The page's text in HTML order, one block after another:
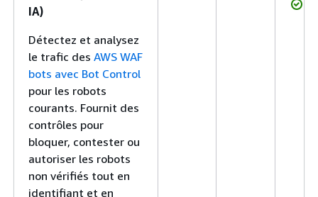
IA)
Détectez et analysez
le trafic des AWS WAF
bots avec Bot Control
pour les robots
courants. Fournit des
contrôles pour
bloquer, contester ou
autoriser les robots
non vérifiés tout en
identifiant et en